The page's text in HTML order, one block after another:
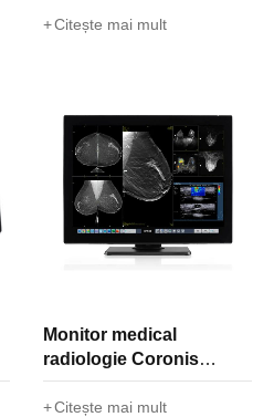
Citește mai mult
Monitor medical
radiologie Coronis
OneLook 32MP Barco
Citește mai mult